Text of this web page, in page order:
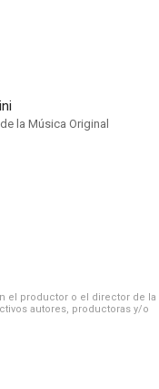
la Música Original
el productor o el director de la
autores, productoras y/o